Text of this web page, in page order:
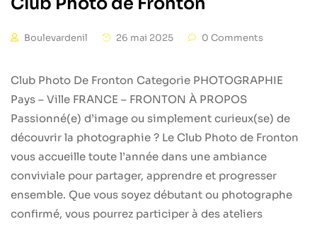
Boulevardenil 26 mai 2025 0 Comments
Club Photo De Fronton Categorie PHOTOGRAPHIE
Pays – Ville FRANCE – FRONTON À PROPOS
Passionné(e) d’image ou simplement curieux(se) de
découvrir la photographie ? Le Club Photo de Fronton
vous accueille toute l’année dans une ambiance
conviviale pour partager, apprendre et progresser
ensemble. Que vous soyez débutant ou photographe
confirmé, vous pourrez participer à des ateliers